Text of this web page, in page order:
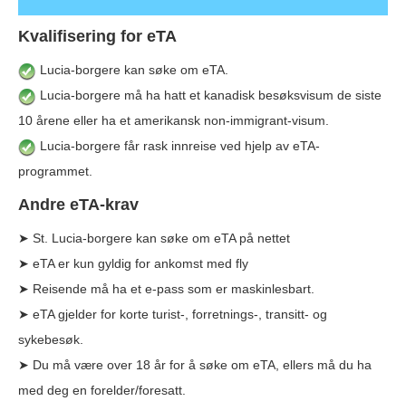
Kvalifisering for eTA
Lucia-borgere kan søke om eTA.
Lucia-borgere må ha hatt et kanadisk besøksvisum de siste
10 årene eller ha et amerikansk non-immigrant-visum.
Lucia-borgere får rask innreise ved hjelp av eTA-
programmet.
Andre eTA-krav
➤ St. Lucia-borgere kan søke om eTA på nettet
➤ eTA er kun gyldig for ankomst med fly
➤ Reisende må ha et e-pass som er maskinlesbart.
➤ eTA gjelder for korte turist-, forretnings-, transitt- og
sykebesøk.
➤ Du må være over 18 år for å søke om eTA, ellers må du ha
med deg en forelder/foresatt.